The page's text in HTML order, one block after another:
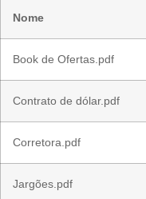
Nome
Book de Ofertas.pdf
Contrato de dólar.pdf
Corretora.pdf
Jargões.pdf